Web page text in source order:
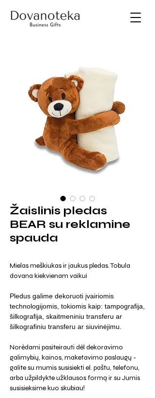
Žaislinis pledas
BEAR su reklamine
spauda
Mielas meškiukas ir jaukus pledas. Tobula
dovana kiekvienam vaikui
Pledus galime dekoruoti įvairiomis
technologijomis, tokiomis kaip: tampografija,
šilkografija, skaitmeniniu transferu ar
šilkografiniu transferu ar siuvinėjimu.
Norėdami pasiteirauti dėl dekoravimo
galimybių, kainos, maketavimo paslaugų -
galite su mumis susisiekti el. paštu, telefonu,
arba užpildykte užklausos formą ir su Jumis
susisieksime kuo skubiau!